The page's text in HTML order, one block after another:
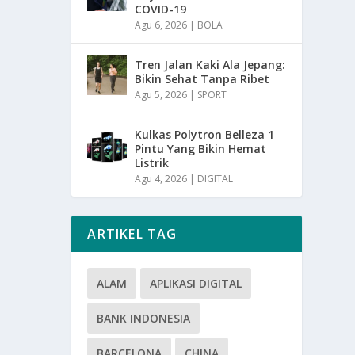
COVID-19
Agu 6, 2026 | BOLA
Tren Jalan Kaki Ala Jepang:
Bikin Sehat Tanpa Ribet
Agu 5, 2026 | SPORT
Kulkas Polytron Belleza 1
Pintu Yang Bikin Hemat
Listrik
Agu 4, 2026 | DIGITAL
ARTIKEL TAG
ALAM APLIKASI DIGITAL
BANK INDONESIA